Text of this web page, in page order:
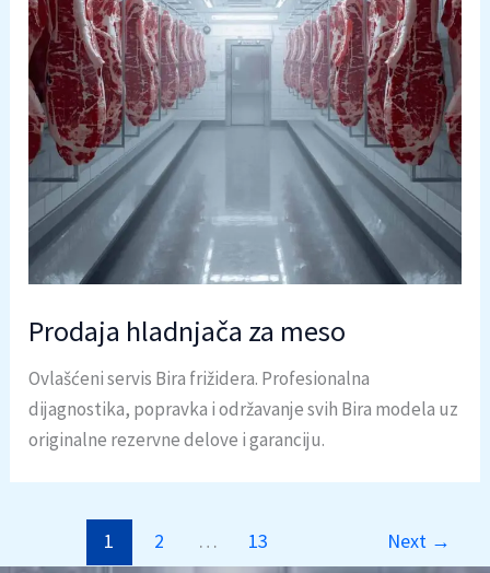
Prodaja hladnjača za meso
Ovlašćeni servis Bira frižidera. Profesionalna
dijagnostika, popravka i održavanje svih Bira modela uz
originalne rezervne delove i garanciju.
1 2 … 13 Next →